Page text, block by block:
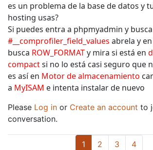
es un problema de la base de datos y
hosting usas?
Si puedes entra a phpmyadmin y
#__comprofiler_field_values abrela y
busca ROW_FORMATy mira si está en
compactsi no lo está casi seguro que
es así en Motor de almacenamiento
a MyISAM e intenta instalar de nuevo
Please Log in or Create an account to
conversation.
1 2 3 4